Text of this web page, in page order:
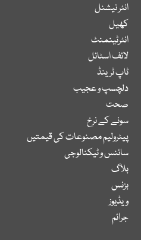
انٹر نیشنل
کھیل
انٹرٹینمنٹ
لائف اسٹائل
ٹاپ ٹرینڈ
دلچسپ و عجیب
صحت
سونے کے نرخ
پیٹرولیم مصنوعات کی قیمتیں
سائنس و ٹیکنالوجی
بلاگ
بزنس
ویڈیوز
جرائم